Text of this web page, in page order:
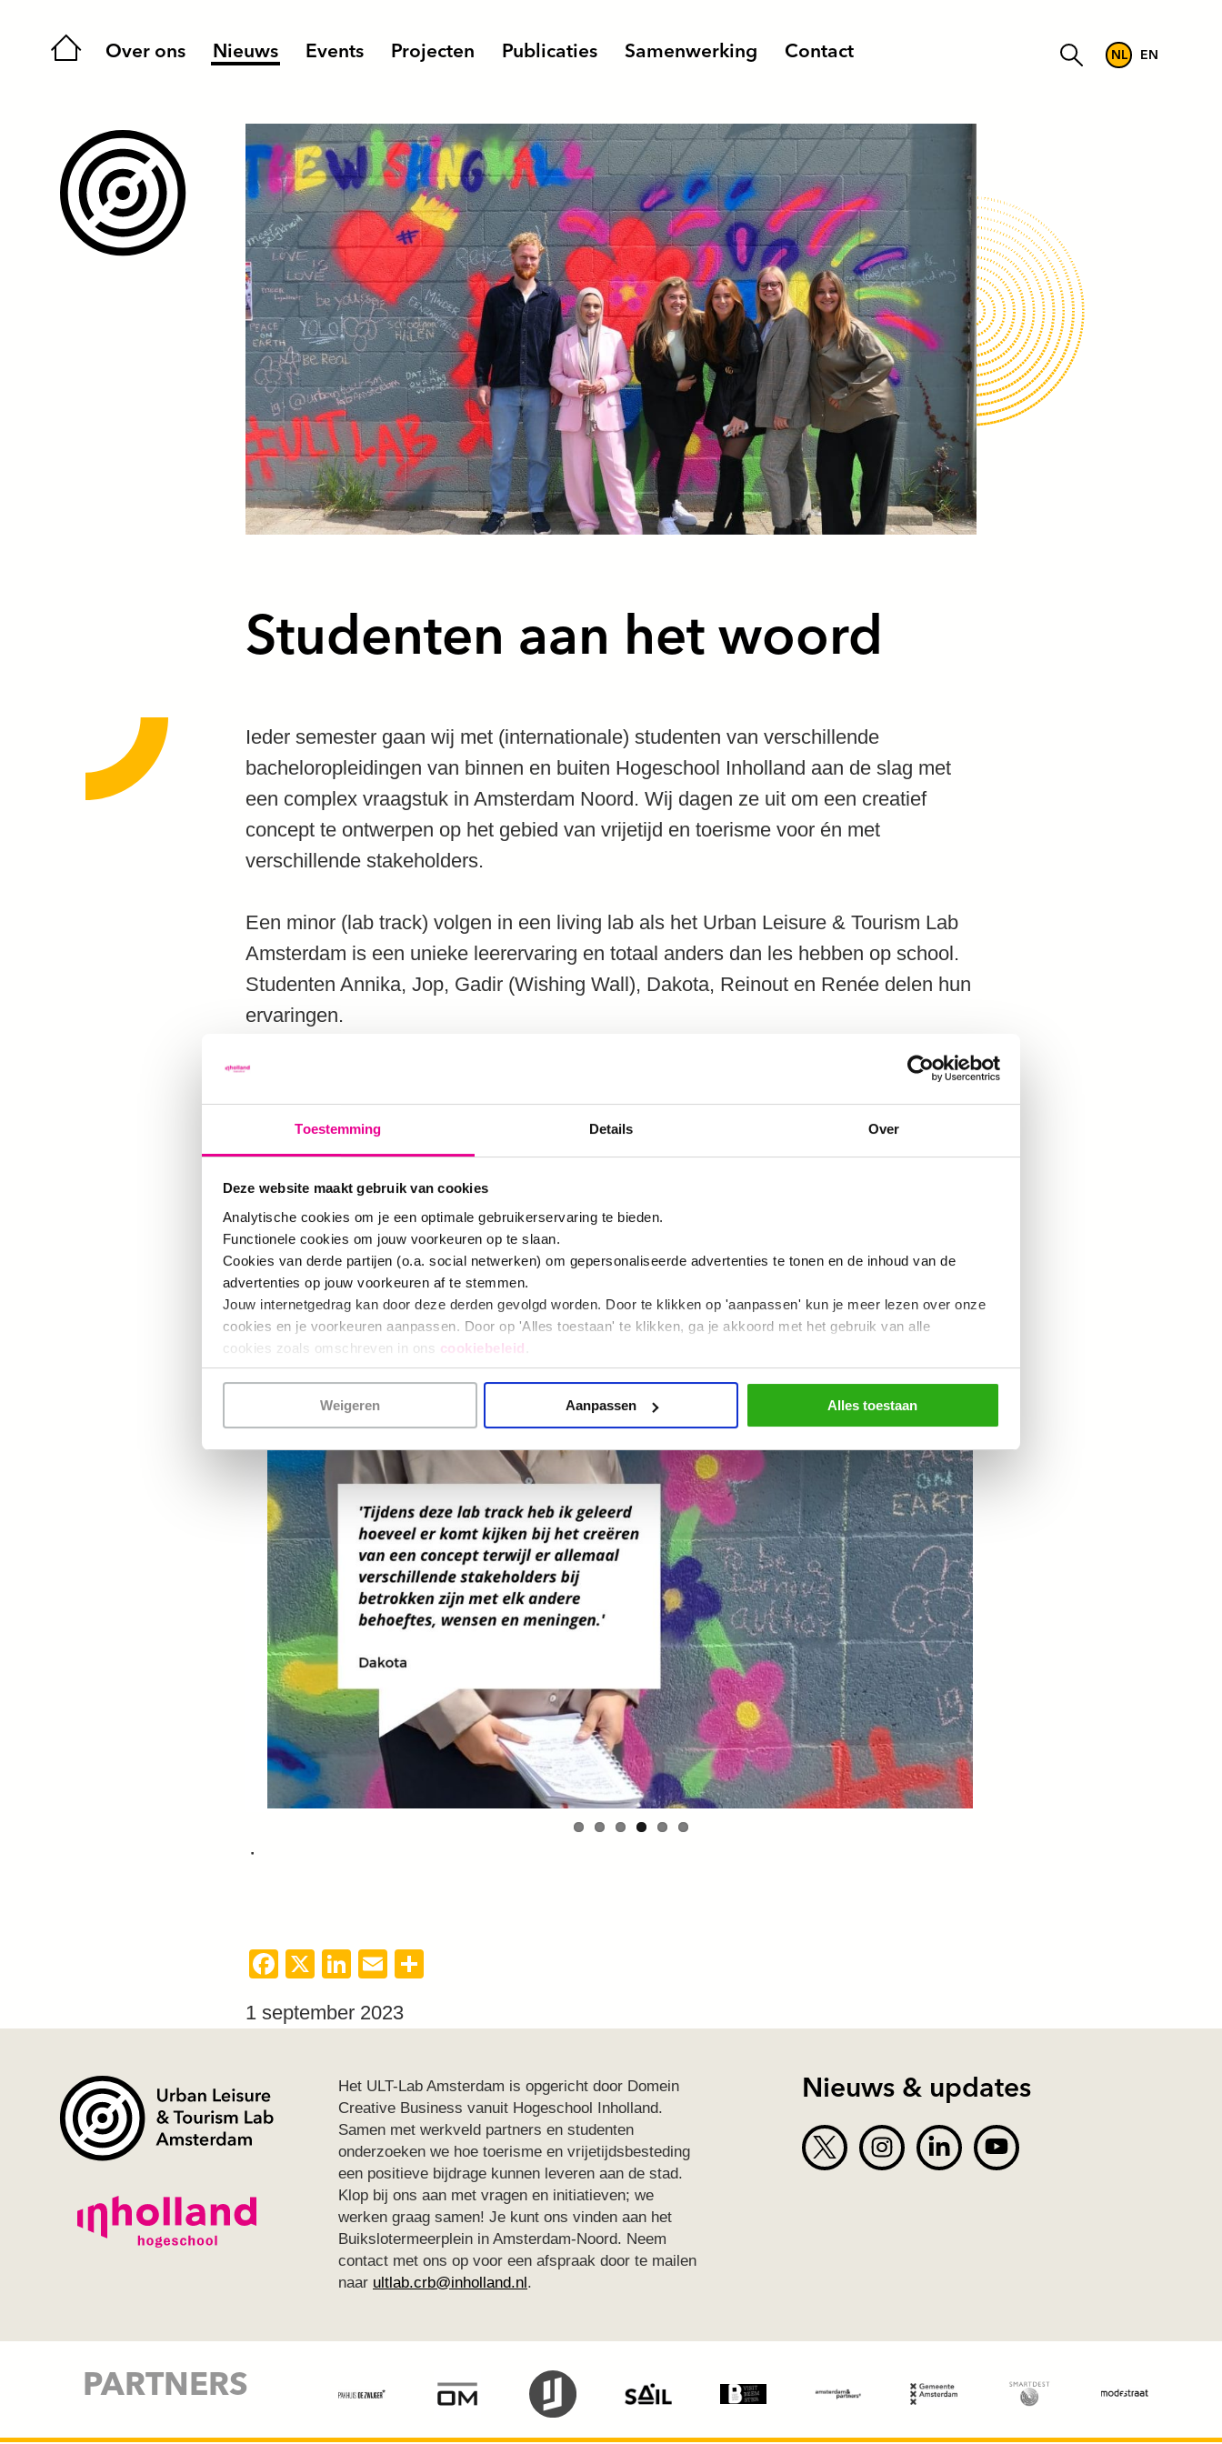
Toestemming Details Over
Deze website maakt gebruik van cookies
Analytische cookies om je een optimale gebruikerservaring te bieden.
Functionele cookies om jouw voorkeuren op te slaan.
Cookies van derde partijen (o.a. social netwerken) om gepersonaliseerde advertenties te tonen en de inhoud van de
advertenties op jouw voorkeuren af te stemmen.
Jouw internetgedrag kan door deze derden gevolgd worden. Door te klikken op 'aanpassen' kun je meer lezen over onze
cookies en je voorkeuren aanpassen. Door op 'Alles toestaan' te klikken, ga je akkoord met het gebruik van alle
cookies zoals omschreven in ons cookiebeleid
Weigeren Aanpassen Alles toestaan
NL EN
Home Over ons Nieuws Events Projecten Publicaties Samenwerking Contact
Studenten aan het woord
Ieder semester gaan wij met (internationale) studenten van verschillende
bacheloropleidingen van binnen en buiten Hogeschool Inholland aan de slag met
een complex vraagstuk in Amsterdam Noord. Wij dagen ze uit om een creatief
concept te ontwerpen op het gebied van vrijetijd en toerisme voor én met
verschillende stakeholders.
Een minor (lab track) volgen in een living lab als het Urban Leisure & Tourism Lab
Amsterdam is een unieke leerervaring en totaal anders dan les hebben op school.
Studenten Annika, Jop, Gadir (Wishing Wall), Dakota, Reinout en Renée delen hun
ervaringen.
Facebook
X LinkedIn
Email
1 september 2023
Het ULT-Lab Amsterdam is opgericht door Domein
Creative Business vanuit Hogeschool Inholland.
Samen met werkveld partners en studenten
onderzoeken we hoe toerisme en vrijetijdsbesteding
een positieve bijdrage kunnen leveren aan de stad.
Klop bij ons aan met vragen en initiatieven; we
werken graag samen! Je kunt ons vinden aan het
Buikslotermeerplein in Amsterdam-Noord. Neem
contact met ons op voor een afspraak door te mailen
naar ultlab.crb@inholland.nl.
Nieuws & updates
PARTNERS